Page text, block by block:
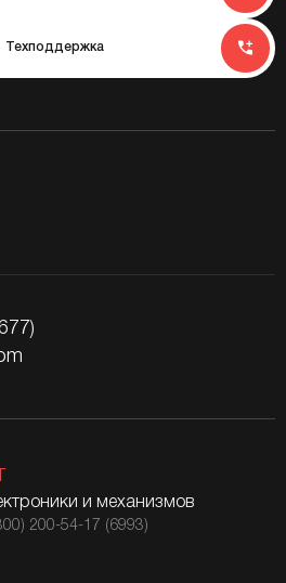
Техподдержка
и механизмов
200-54-17 (6993)